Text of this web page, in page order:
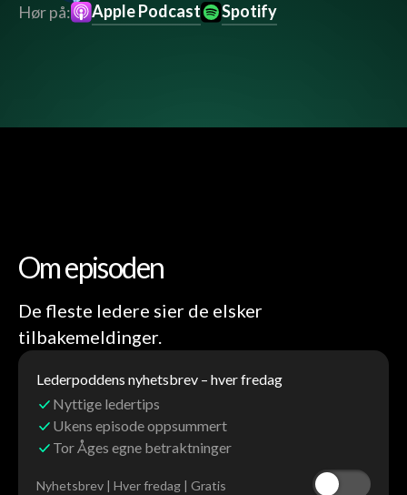
Hør på:
Apple Podcast Spotify
Om episoden
De fleste ledere sier de elsker
tilbakemeldinger.
Lederpoddens nyhetsbrev – hver fredag
Nyttige ledertips
Ukens episode oppsummert
Tor Åges egne betraktninger
Nyhetsbrev | Hver fredag | Gratis